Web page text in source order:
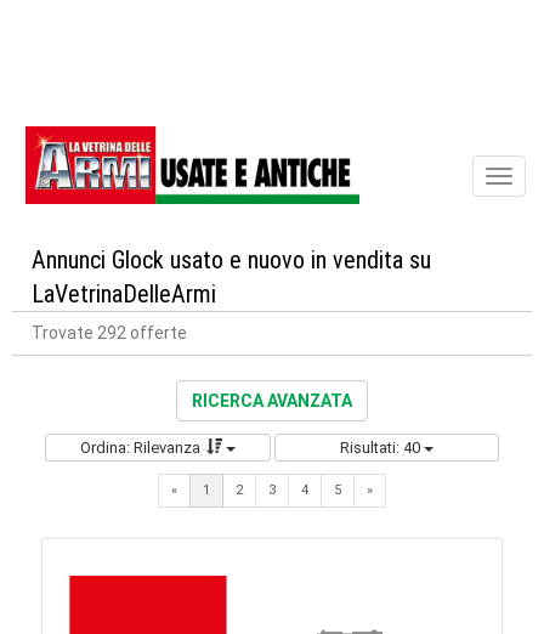
Annunci Glock usato e nuovo in vendita su
LaVetrinaDelleArmi
Trovate 292 offerte
RICERCA AVANZATA
Ordina: Rilevanza Risultati: 40
« 1 2 3 4 5 »Next